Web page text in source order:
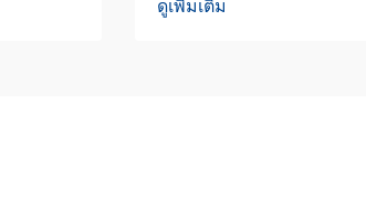
กับโหลดเซลล์ อุตสาหก
ดูเพิ่มเติม